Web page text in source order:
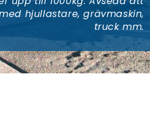
hjullastare, grävmaskin,
truck mm.